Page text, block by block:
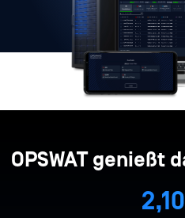
100%
305 3,294
OPSWAT genießt